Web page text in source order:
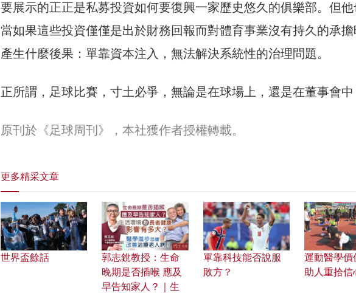
要展示的正正是私募投資如何要復興一家歷史悠久的俱樂部。但
當如果這些投資僅僅是出於財務回報而對體育事業沒有持久的承
產生什麼後果：單靠資本注入，無法解決系統性的治理問題。
正所謂，足球比賽，寸土必爭，無論是在球場上，還是在董事會中
原刊於《足球周刊》，本社獲作者授權轉載。
更多精采文章
世界盃餘話
郭志銳教授：生命
晚期是否插喉 應及
早告知家人？｜生
單靠科技能否說服
敗方？
運動醫學價
助人重拾信